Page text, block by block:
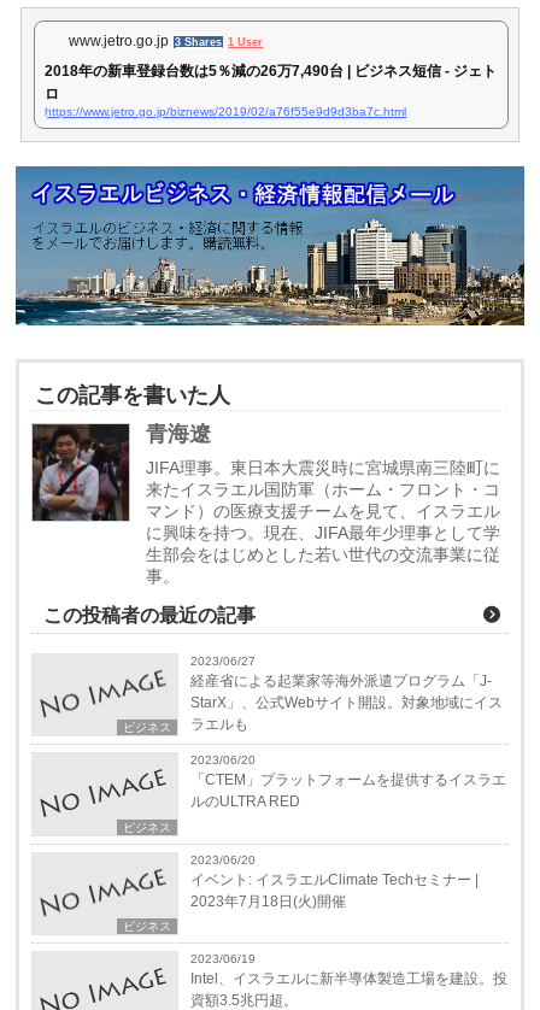
www.jetro.go.jp 3 Shares 1 User
2018年の新車登録台数は5％減の26万7,490台 | ビジネス短信 - ジェト
ロ
https://www.jetro.go.jp/biznews/2019/02/a76f55e9d9d3ba7c.html
この記事を書いた人
青海遼
JIFA理事。東日本大震災時に宮城県南三陸町に
来たイスラエル国防軍（ホーム・フロント・コ
マンド）の医療支援チームを見て、イスラエル
に興味を持つ。現在、JIFA最年少理事として学
生部会をはじめとした若い世代の交流事業に従
事。
この投稿者の最近の記事
ビジネス
2023/06/27
経産省による起業家等海外派遣プログラム「J-
StarX」、公式Webサイト開設。対象地域にイス
ラエルも
ビジネス
2023/06/20
「CTEM」プラットフォームを提供するイスラエ
ルのULTRA RED
ビジネス
2023/06/20
イベント: イスラエルClimate Techセミナー |
2023年7月18日(火)開催
2023/06/19
Intel、イスラエルに新半導体製造工場を建設。投
資額3.5兆円超。